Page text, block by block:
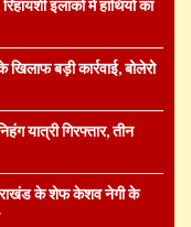
इलाकों में हाथियों का
बड़ी कार्रवाई, बोलेरो
यात्री गिरफ्तार, तीन
के शेफ केशव नेगी के